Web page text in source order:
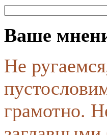
Ваше
Не
грамотно.